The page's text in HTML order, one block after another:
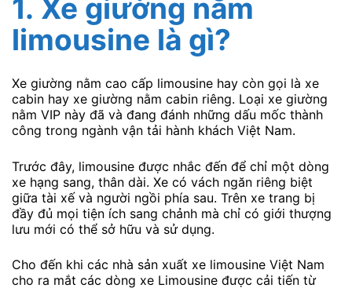
1. Xe giường nằm
limousine là gì?
Xe giường nằm cao cấp limousine hay còn gọi là xe
cabin hay xe giường nằm cabin riêng. Loại xe giường
nằm VIP này đã và đang đánh những dấu mốc thành
công trong ngành vận tải hành khách Việt Nam.
Trước đây, limousine được nhắc đến để chỉ một dòng
xe hạng sang, thân dài. Xe có vách ngăn riêng biệt
giữa tài xế và người ngồi phía sau. Trên xe trang bị
đầy đủ mọi tiện ích sang chảnh mà chỉ có giới thượng
lưu mới có thể sở hữu và sử dụng.
Cho đến khi các nhà sản xuất xe limousine Việt Nam
cho ra mắt các dòng xe Limousine được cải tiến từ